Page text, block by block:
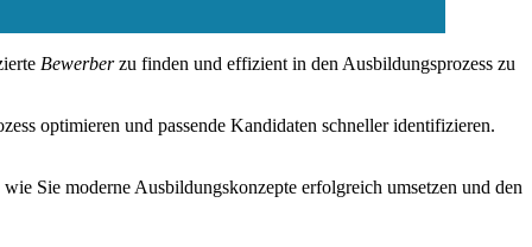
Bewerberzu finden und effizient in den Ausbildungsprozess zu
optimieren und passende Kandidaten schneller identifizieren.
Sie moderne Ausbildungskonzepte erfolgreich umsetzen und den